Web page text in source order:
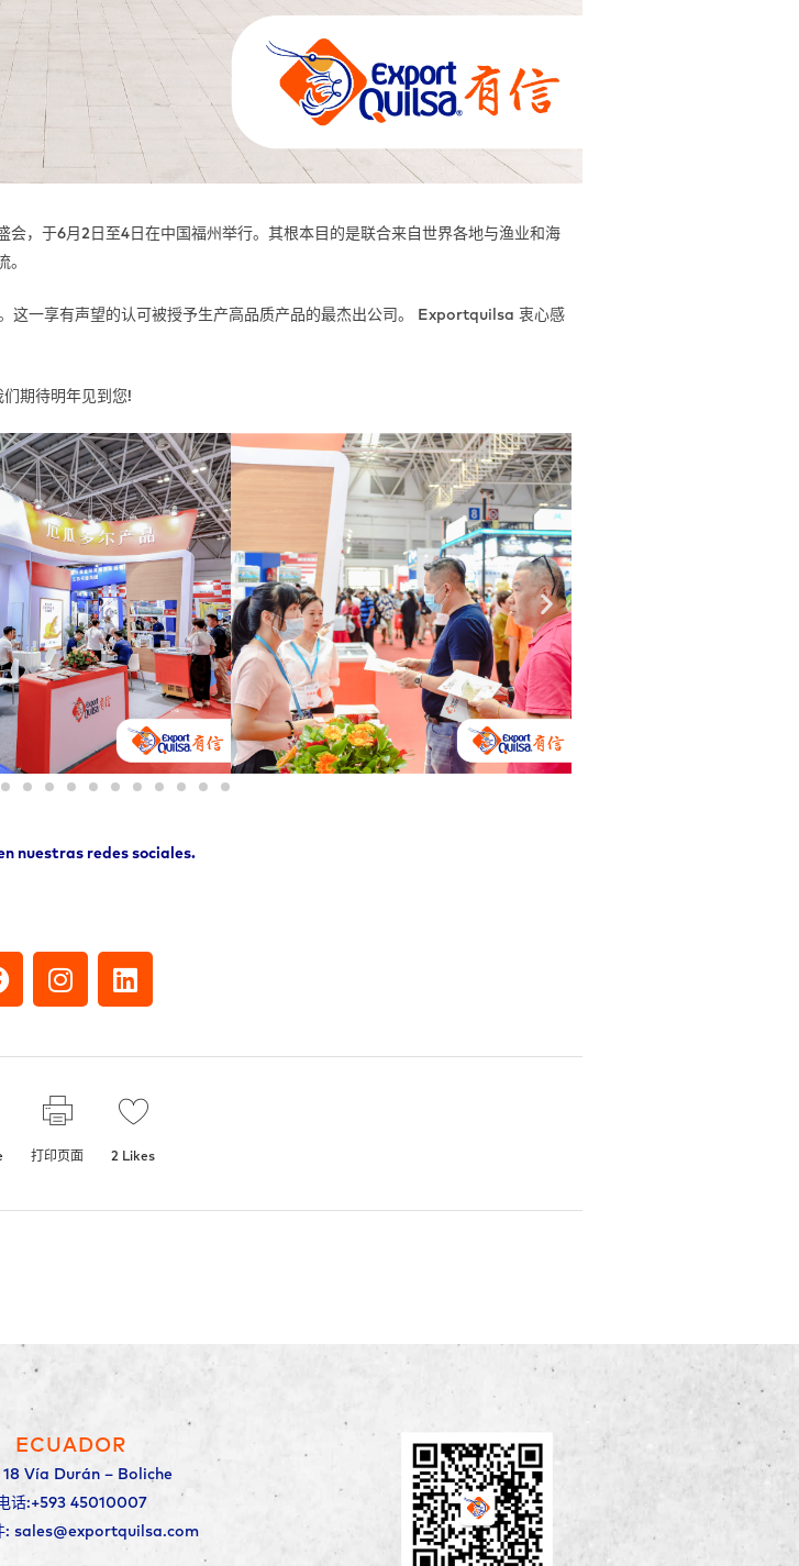
，于6月2日至4日在中国福州举行。其根本目的是联合来自世界各地与渔业和海
。
这一享有声望的认可被授予生产高品质产品的最杰出公司。 Exportquilsa 衷心感
们期待明年见到您!
nuestras redes sociales.
打印页面 2 Likes
ECUADOR
18 Vía Durán – Boliche
话:+593 45010007
: sales@exportquilsa.com